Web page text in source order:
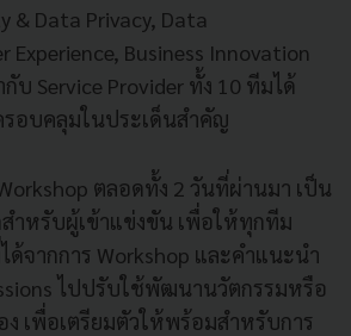
& Data Privacy, Data
Experience, Business Innovation
บ Service Provider ทั้ง 10 ทีมได้
อบคลุมในประเด็นสำคัญ
ตลอดทั้ง 2 วันที่ผ่านมา เป็น
ำหรับผู้เข้าแข่งขัน เพื่อให้ทุกทีม
ด้จากการ Workshop และคำแนะนำ
ไปปรับใช้พัฒนานวัตกรรมหรือ
เพื่อเตรียมตัวให้พร้อมสำหรับการ